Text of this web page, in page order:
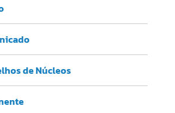
de Núcleos